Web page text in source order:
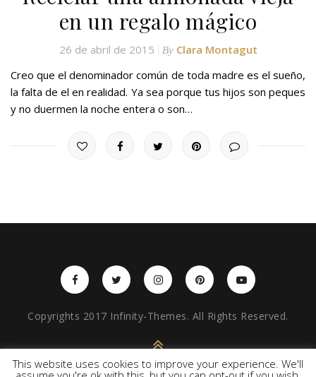
en un regalo mágico
26 de abril de 2015 By Clara Montagut
Creo que el denominador común de toda madre es el sueño,
la falta de el en realidad. Ya sea porque tus hijos son peques
y no duermen la noche entera o son…
Copyrights 2017 Infinity-Themes. All Rights Reserved.
BACK TO TOP
This website uses cookies to improve your experience. We'll